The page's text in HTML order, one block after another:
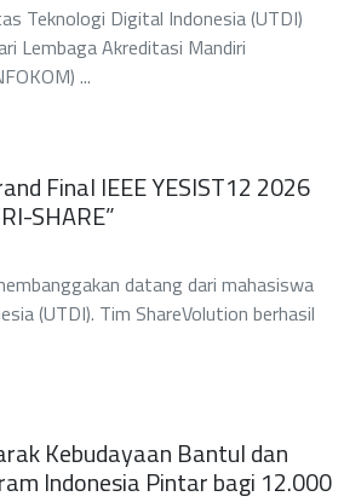
Teknologi Digital Indonesia (UTDI)
Lembaga Akreditasi Mandiri
...
Final IEEE YESIST12 2026
SHARE”
datang dari mahasiswa
(UTDI). Tim ShareVolution berhasil
Kebudayaan Bantul dan
Indonesia Pintar bagi 12.000